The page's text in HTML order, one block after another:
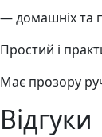
— домашніх та
Простий і
Має прозору
Відгуки